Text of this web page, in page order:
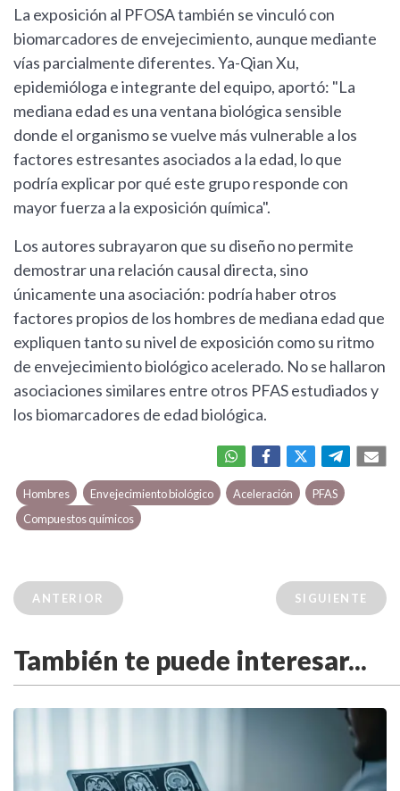
La exposición al PFOSA también se vinculó con
biomarcadores de envejecimiento, aunque mediante
vías parcialmente diferentes. Ya-Qian Xu,
epidemióloga e integrante del equipo, aportó: "La
mediana edad es una ventana biológica sensible
donde el organismo se vuelve más vulnerable a los
factores estresantes asociados a la edad, lo que
podría explicar por qué este grupo responde con
mayor fuerza a la exposición química".
Los autores subrayaron que su diseño no permite
demostrar una relación causal directa, sino
únicamente una asociación: podría haber otros
factores propios de los hombres de mediana edad que
expliquen tanto su nivel de exposición como su ritmo
de envejecimiento biológico acelerado. No se hallaron
asociaciones similares entre otros PFAS estudiados y
los biomarcadores de edad biológica.
Hombres Envejecimiento biológico Aceleración
PFAS
Compuestos químicos
ANTERIOR SIGUIENTE
También te puede interesar...